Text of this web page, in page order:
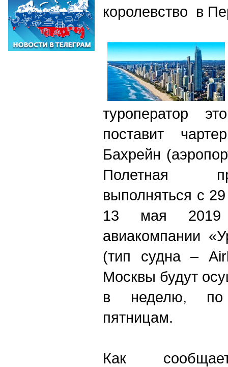
королевство в
туроператор
поставит
Бахрейн
Полетная
выполняться с
13 мая 2019
авиакомпании
(тип судна –
Москвы будут
в неделю, по
пятницам.
Как